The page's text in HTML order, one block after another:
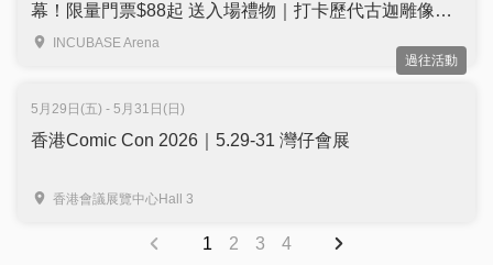
幕！限量門票$88起 送入場禮物｜打卡歷代古迦雕像、
珍貴手稿、會場限定商品｜旺角 INCUBASE Arena
INCUBASE Arena
過往活動
5月29日(五) - 5月31日(日)
香港Comic Con 2026｜5.29-31 灣仔會展
香港會議展覽中心Hall 3
1 2 3
4